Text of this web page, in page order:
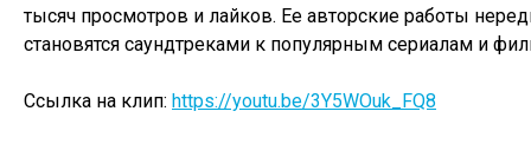
тысяч просмотров и лайков. Ее авторские работы
становятся саундтреками к популярным сериалам и
Ссылка на клип: https://youtu.be/3Y5WOuk_FQ8